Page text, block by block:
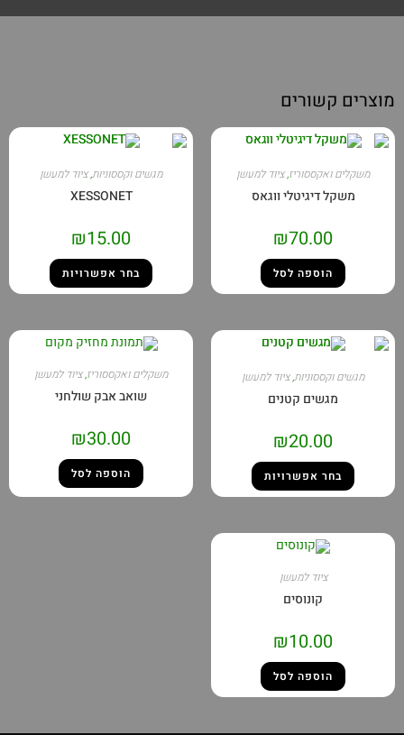
מוצרים קשורים
משקלים ואקססוריז,ציוד למעשן
משקל דיגיטלי ווגאס
₪70.00
הוספה לסל
מגשים וקססוניות,ציוד למעשן
XESSONET
₪15.00
בחר אפשרויות
מגשים וקססוניות,ציוד למעשן
מגשים קטנים
₪20.00
בחר אפשרויות
משקלים ואקססוריז,ציוד למעשן
שואב אבק שולחני
₪30.00
הוספה לסל
ציוד למעשן
קונוסים
₪10.00
הוספה לסל